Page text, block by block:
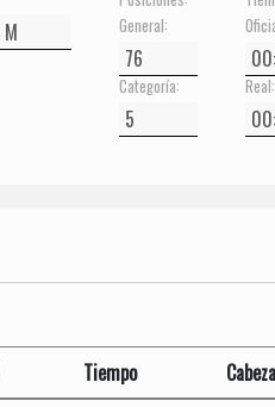
General:
Categoría: Real:
Tiempo